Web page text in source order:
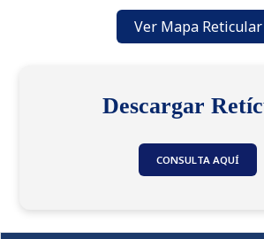
Ver Mapa Reticular
Descargar
CONSULTA AQUÍ